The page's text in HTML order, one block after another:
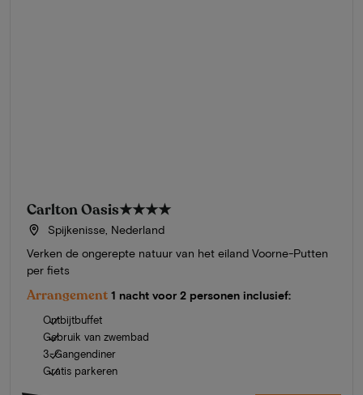
Carlton Oasis★★★★
Spijkenisse, Nederland
Verken de ongerepte natuur van het eiland Voorne-Putten
per fiets
Arrangement 1 nacht voor 2 personen inclusief:
Ontbijtbuffet
Gebruik van zwembad
3-Gangendiner
Gratis parkeren